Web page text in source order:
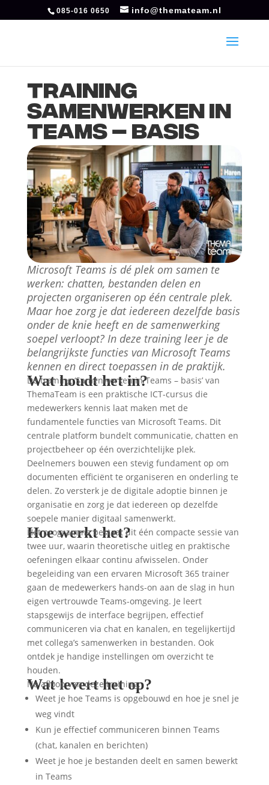
085-016 0650 info@themateam.nl
Training
Samenwerken in
Teams – basis
Microsoft Teams is dé plek om samen te
werken: chatten, bestanden delen en
projecten organiseren op één centrale plek.
Maar hoe zorg je dat iedereen dezelfde basis
onder de knie heeft en de samenwerking
soepel verloopt? In deze training leer je de
belangrijkste functies van Microsoft Teams
kennen en direct toepassen in de praktijk.
Wat houdt het in?
De training ‘Samenwerken in Teams – basis’ van
ThemaTeam is een praktische ICT-cursus die
medewerkers kennis laat maken met de
fundamentele functies van Microsoft Teams. Dit
centrale platform bundelt communicatie, chatten en
projectbeheer op één overzichtelijke plek.
Deelnemers bouwen een stevig fundament op om
documenten efficiënt te organiseren en onderling te
delen. Zo versterk je de digitale adoptie binnen je
organisatie en zorg je dat iedereen op dezelfde
soepele manier digitaal samenwerkt.
Hoe werkt het?
Het programma bestaat uit één compacte sessie van
twee uur, waarin theoretische uitleg en praktische
oefeningen elkaar continu afwisselen. Onder
begeleiding van een ervaren Microsoft 365 trainer
gaan de medewerkers hands-on aan de slag in hun
eigen vertrouwde Teams-omgeving. Je leert
stapsgewijs de interface begrijpen, effectief
communiceren via chat en kanalen, en tegelijkertijd
met collega’s samenwerken in bestanden. Ook
ontdek je handige instellingen om overzicht te
houden.
Wat levert het op?
Na afloop van deze training:
Weet je hoe Teams is opgebouwd en hoe je snel je
weg vindt
Kun je effectief communiceren binnen Teams
(chat, kanalen en berichten)
Weet je hoe je bestanden deelt en samen bewerkt
in Teams